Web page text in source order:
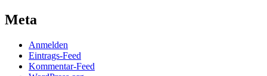
Meta
Anmelden
Eintrags-Feed
Kommentar-Feed